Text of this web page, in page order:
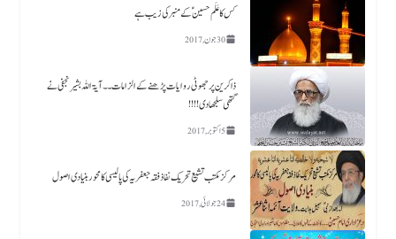
کس کا عَلَم حسین ؑکے منبر کی زیب ہے​
30 جون, 2017
ذاکرین پر جھوٹی روایات پڑھنے کے الزامات ۔۔آیۃ اللہ بشیر نجفی نے
گتھی سلجھا دی!!!!
5 اکتوبر, 2017
مرکز مکتب تشیع تحریک نفاذفقہ جعفریہ کی پالیسی کا محور بنیادی اصول
24 جولائی, 2017